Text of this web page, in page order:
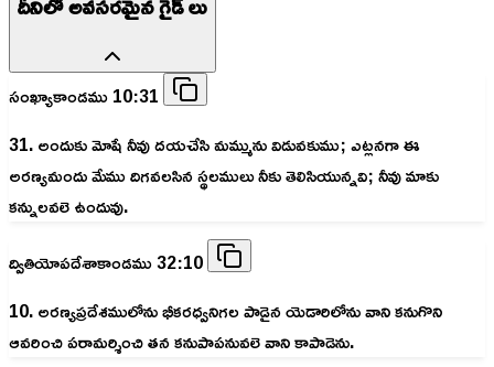
సంఖ్యాకాండము 10:31
31. అందుకు మోషే నీవు దయచేసి మమ్మును విడువకుము; ఎట్లనగా ఈ
అరణ్యమందు మేము దిగవలసిన స్థలములు నీకు తెలిసియున్నవి; నీవు మాకు
కన్నులవలె ఉందువు.
ద్వితియోపదేశాకాండము 32:10
10. అరణ్యప్రదేశములోను భీకరధ్వనిగల పాడైన యెడారిలోను వాని కనుగొని
ఆవరించి పరామర్శించి తన కనుపాపనువలె వాని కాపాడెను.